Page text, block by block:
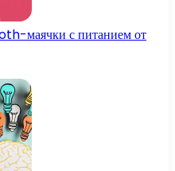
маячки с питанием от